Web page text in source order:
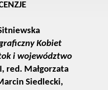
Kobiet
i województwo
red. Małgorzata
Siedlecki,